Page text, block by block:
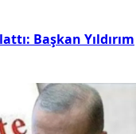
Başkan Yıldırım